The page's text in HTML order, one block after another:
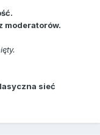
moderatorów.
sieć